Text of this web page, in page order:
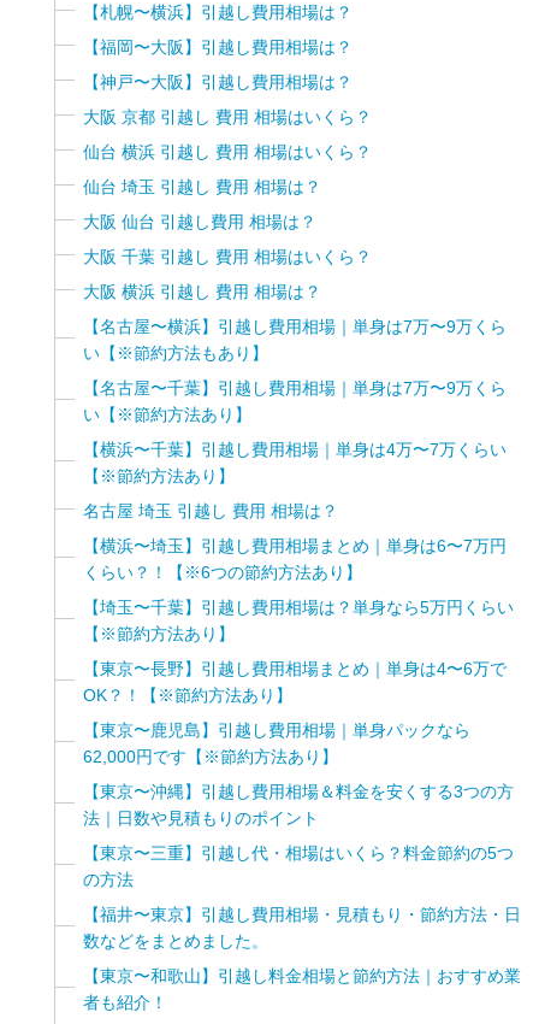
【札幌〜横浜】引越し費用相場は？
【福岡〜大阪】引越し費用相場は？
【神戸〜大阪】引越し費用相場は？
大阪 京都 引越し 費用 相場はいくら？
仙台 横浜 引越し 費用 相場はいくら？
仙台 埼玉 引越し 費用 相場は？
大阪 仙台 引越し費用 相場は？
大阪 千葉 引越し 費用 相場はいくら？
大阪 横浜 引越し 費用 相場は？
【名古屋〜横浜】引越し費用相場｜単身は7万〜9万くら
い【※節約方法もあり】
【名古屋〜千葉】引越し費用相場｜単身は7万〜9万くら
い【※節約方法あり】
【横浜〜千葉】引越し費用相場｜単身は4万〜7万くらい
【※節約方法あり】
名古屋 埼玉 引越し 費用 相場は？
【横浜〜埼玉】引越し費用相場まとめ｜単身は6〜7万円
くらい？！【※6つの節約方法あり】
【埼玉〜千葉】引越し費用相場は？単身なら5万円くらい
【※節約方法あり】
【東京〜長野】引越し費用相場まとめ｜単身は4〜6万で
OK？！【※節約方法あり】
【東京〜鹿児島】引越し費用相場｜単身パックなら
62,000円です【※節約方法あり】
【東京〜沖縄】引越し費用相場＆料金を安くする3つの方
法｜日数や見積もりのポイント
【東京〜三重】引越し代・相場はいくら？料金節約の5つ
の方法
【福井〜東京】引越し費用相場・見積もり・節約方法・日
数などをまとめました。
【東京〜和歌山】引越し料金相場と節約方法｜おすすめ業
者も紹介！